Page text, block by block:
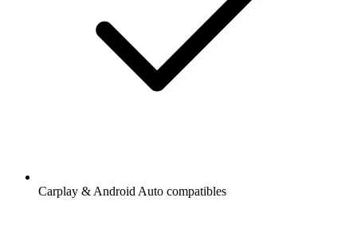
Carplay & Android Auto compatibles